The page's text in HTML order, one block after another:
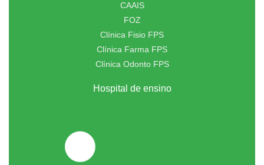
CAAIS
FOZ
Clínica Fisio FPS
Clínica Farma FPS
Clínica Odonto FPS
Hospital de ensino